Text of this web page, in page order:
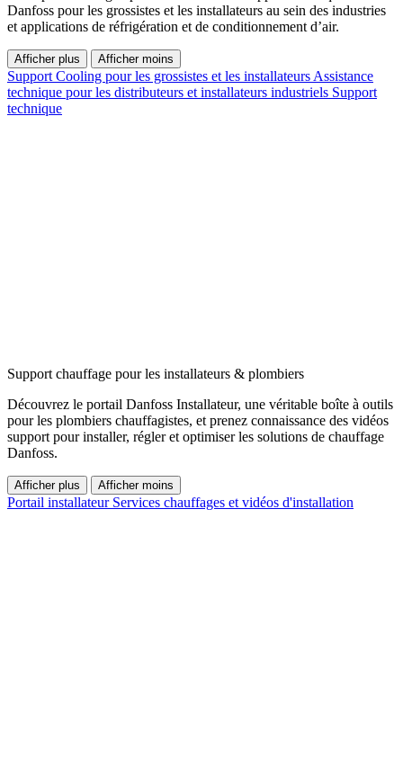
Danfoss pour les grossistes et les installateurs au sein des industries
et applications de réfrigération et de conditionnement d’air.
Afficher plus Afficher moins
Support Cooling pour les grossistes et les installateurs Assistance
technique pour les distributeurs et installateurs industriels Support
technique
Support chauffage pour les installateurs & plombiers
Découvrez le portail Danfoss Installateur, une véritable boîte à outils
pour les plombiers chauffagistes, et prenez connaissance des vidéos
support pour installer, régler et optimiser les solutions de chauffage
Danfoss.
Afficher plus Afficher moins
Portail installateur Services chauffages et vidéos d'installation